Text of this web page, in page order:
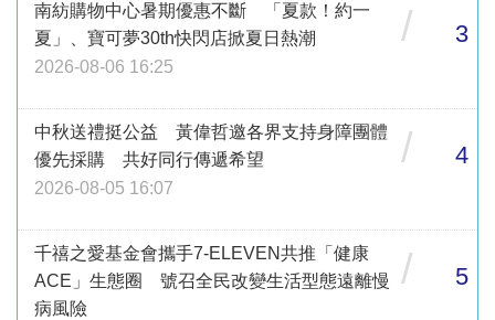
南紡購物中心暑期優惠不斷 「夏款！約一
夏」、寶可夢30th快閃店掀夏日熱潮
2026-08-06 16:25
/ 3
中秋送禮挺公益 黃偉哲邀各界支持身障團體
優先採購 共好同行傳遞希望
2026-08-05 16:07
/ 4
千禧之愛基金會攜手7-ELEVEN共推「健康
ACE」生態圈 號召全民改變生活型態遠離慢
病風險
/ 5